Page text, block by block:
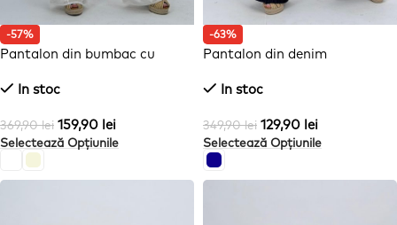
-57%
Pantalon din bumbac cu
In stoc
369,90lei 159,90 lei
Selectează Opțiunile
-63%
Pantalon din denim
In stoc
349,90lei 129,90 lei
Selectează Opțiunile